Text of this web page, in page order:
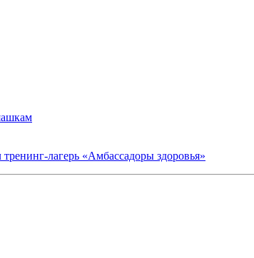
лагерь «Амбассадоры здоровья»